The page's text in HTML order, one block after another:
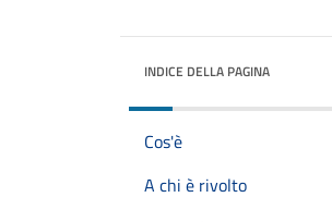
INDICE DELLA PAGINA
Cos'è
A chi è rivolto